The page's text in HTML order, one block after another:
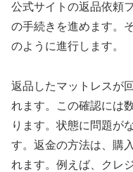
公式サイトの返品依頼
の手続きを進めます。
のように進行します。
返品したマットレスが
れます。この確認には
ります。状態に問題が
す。返金の方法は、購
れます。例えば、クレ